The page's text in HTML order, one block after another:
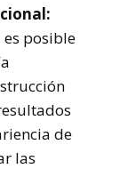
es posible
de
las